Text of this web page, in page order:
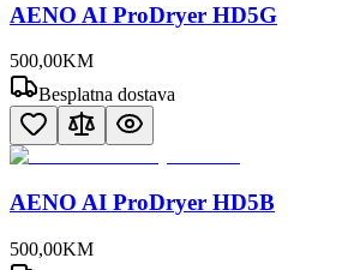
AENO AI ProDryer HD5G
500,00KM
Besplatna dostava
AENO AI ProDryer HD5B
500,00KM